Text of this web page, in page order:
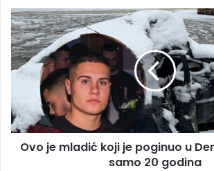
Ovo
je
mladić
koji
je
poginuo
u
Derventi:
Imao
Ovo je mladić koji je poginuo u
samo 20 godina